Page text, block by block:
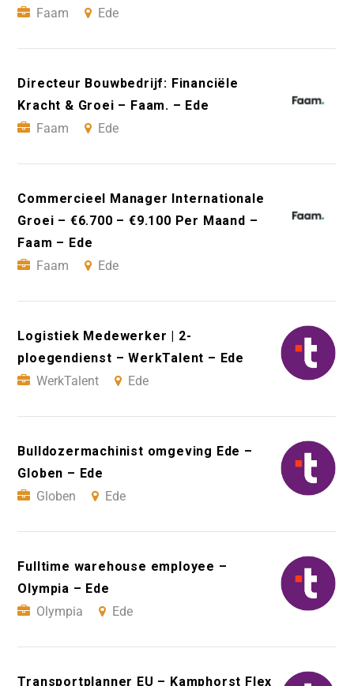
Faam
Ede
Directeur Bouwbedrijf: Financiële
Kracht & Groei – Faam. – Ede
Faam
Ede
Commercieel Manager Internationale
Groei – €6.700 – €9.100 Per Maand –
Faam – Ede
Faam
Ede
Logistiek Medewerker | 2-
ploegendienst – WerkTalent – Ede
WerkTalent
Ede
Bulldozermachinist omgeving Ede –
Globen – Ede
Globen
Ede
Fulltime warehouse employee –
Olympia – Ede
Olympia
Ede
Transportplanner EU – Kamphorst Flex